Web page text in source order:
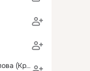
Екатерина Гнездилова (Кравченко)